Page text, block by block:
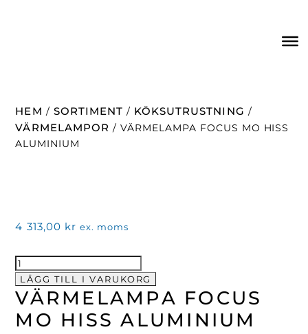
HEM / SORTIMENT / KÖKSUTRUSTNING /
VÄRMELAMPOR / VÄRMELAMPA FOCUS MO HISS
ALUMINIUM
VÄRMELAMPA FOCUS
MO HISS ALUMINIUM
4 313,00 kr ex. moms
Värmelampa
Focus
MO
Aluminium
LÄGG TILL I VARUKORG